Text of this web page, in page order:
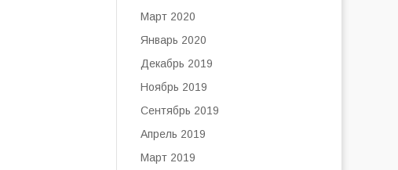
Март 2020
Январь 2020
Декабрь 2019
Ноябрь 2019
Сентябрь 2019
Апрель 2019
Март 2019